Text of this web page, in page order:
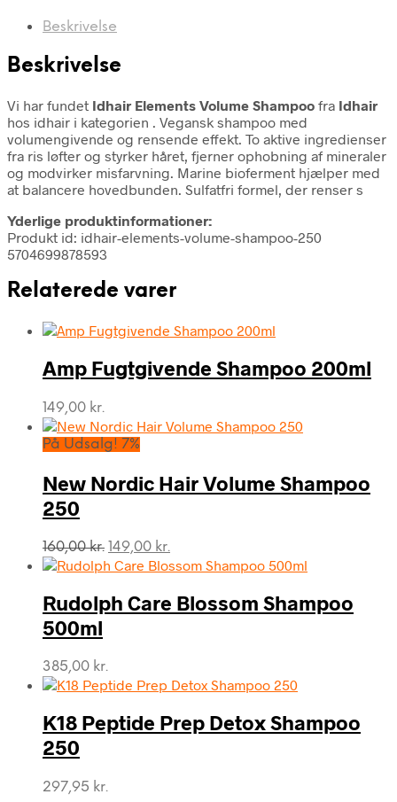
Beskrivelse
Beskrivelse
Vi har fundet Idhair Elements Volume Shampoo fra Idhair
hos idhair i kategorien . Vegansk shampoo med
volumengivende og rensende effekt. To aktive ingredienser
fra ris løfter og styrker håret, fjerner ophobning af mineraler
og modvirker misfarvning. Marine bioferment hjælper med
at balancere hovedbunden. Sulfatfri formel, der renser s
Yderlige produktinformationer:
Produkt id: idhair-elements-volume-shampoo-250
5704699878593
Relaterede varer
Amp Fugtgivende Shampoo 200ml
149,00 kr.
På Udsalg! 7%
New Nordic Hair Volume Shampoo
250
160,00kr. Den
oprindelige
var:
160,00 kr..
149,00 kr.
aktuelle
er:
149,00 kr..
Rudolph Care Blossom Shampoo
500ml
385,00 kr.
K18 Peptide Prep Detox Shampoo
250
297,95 kr.